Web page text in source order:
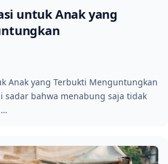
untuk Anak yang
Anak yang Terbukti Menguntungkan
sadar bahwa menabung saja tidak